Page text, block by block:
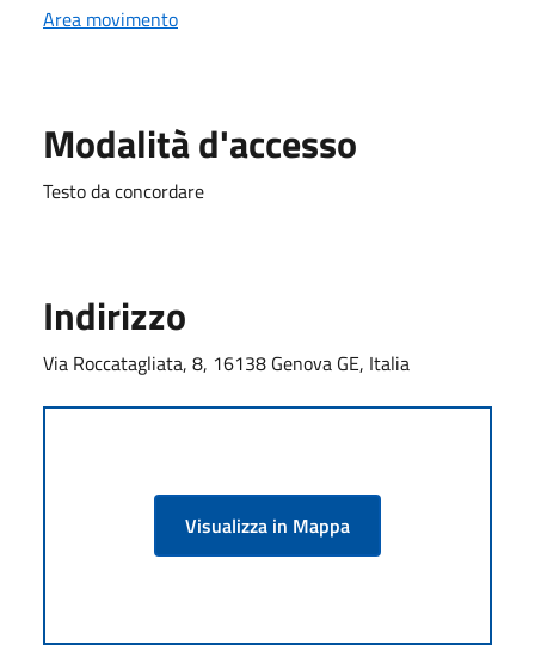
Area movimento
Modalità d'accesso
Testo da concordare
Indirizzo
Via Roccatagliata, 8, 16138 Genova GE, Italia
Visualizza in Mappa